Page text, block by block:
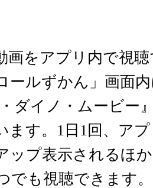
画をアプリ内で視
ールずかん」画面
ダイノ・ムービー
ます。1日1回、ア
ップ表示されるほ
でも視聴できます